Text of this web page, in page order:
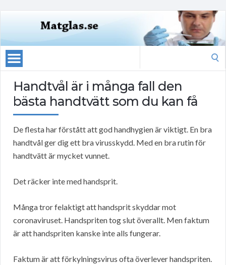
Handtvål är i många fall den
bästa handtvätt som du kan få
De flesta har förstått att god handhygien är viktigt. En bra
handtvål ger dig ett bra virusskydd. Med en bra rutin för
handtvätt är mycket vunnet.
Det räcker inte med handsprit.
Många tror felaktigt att handsprit skyddar mot
coronaviruset. Handspriten tog slut överallt. Men faktum
är att handspriten kanske inte alls fungerar.
Faktum är att förkylningsvirus ofta överlever handspriten.